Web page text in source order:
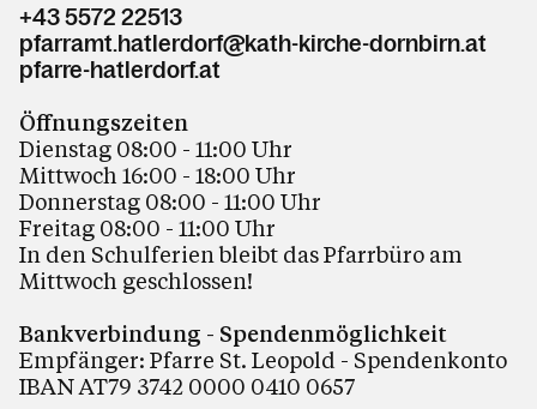
+43 5572 22513
pfarramt.hatlerdorf@kath-kirche-dornbirn.at
pfarre-hatlerdorf.at
Öffnungszeiten
Dienstag 08:00 - 11:00 Uhr
Mittwoch 16:00 - 18:00 Uhr
Donnerstag 08:00 - 11:00 Uhr
Freitag 08:00 - 11:00 Uhr
In den Schulferien bleibt das Pfarrbüro am
Mittwoch geschlossen!
Bankverbindung - Spendenmöglichkeit
Empfänger: Pfarre St. Leopold - Spendenkonto
IBAN AT79 3742 0000 0410 0657